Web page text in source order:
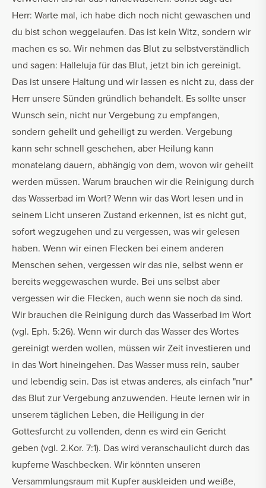
Herr: Warte mal, ich habe dich noch nicht gewaschen und
du bist schon weggelaufen. Das ist kein Witz, sondern wir
machen es so. Wir nehmen das Blut zu selbstverständlich
und sagen: Halleluja für das Blut, jetzt bin ich gereinigt.
Das ist unsere Haltung und wir lassen es nicht zu, dass der
Herr unsere Sünden gründlich behandelt. Es sollte unser
Wunsch sein, nicht nur Vergebung zu empfangen,
sondern geheilt und geheiligt zu werden. Vergebung
kann sehr schnell geschehen, aber Heilung kann
monatelang dauern, abhängig von dem, wovon wir geheilt
werden müssen. Warum brauchen wir die Reinigung durch
das Wasserbad im Wort? Wenn wir das Wort lesen und in
seinem Licht unseren Zustand erkennen, ist es nicht gut,
sofort wegzugehen und zu vergessen, was wir gelesen
haben. Wenn wir einen Flecken bei einem anderen
Menschen sehen, vergessen wir das nie, selbst wenn er
bereits weggewaschen wurde. Bei uns selbst aber
vergessen wir die Flecken, auch wenn sie noch da sind.
Wir brauchen die Reinigung durch das Wasserbad im Wort
(vgl. Eph. 5:26). Wenn wir durch das Wasser des Wortes
gereinigt werden wollen, müssen wir Zeit investieren und
in das Wort hineingehen. Das Wasser muss rein, sauber
und lebendig sein. Das ist etwas anderes, als einfach "nur"
das Blut zur Vergebung anzuwenden. Heute lernen wir in
unserem täglichen Leben, die Heiligung in der
Gottesfurcht zu vollenden, denn es wird ein Gericht
geben (vgl. 2.Kor. 7:1). Das wird veranschaulicht durch das
kupferne Waschbecken. Wir könnten unseren
Versammlungsraum mit Kupfer auskleiden und weiße,